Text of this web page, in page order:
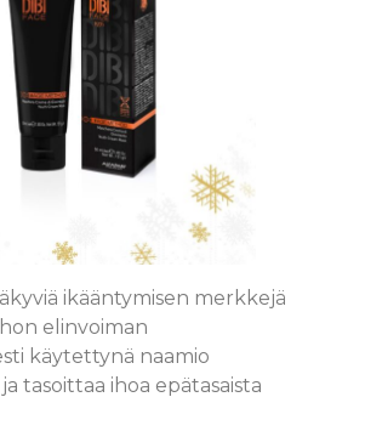
ikääntymisen merkkejä
elinvoiman
käytettynä naamio
tasoittaa ihoa epätasaista